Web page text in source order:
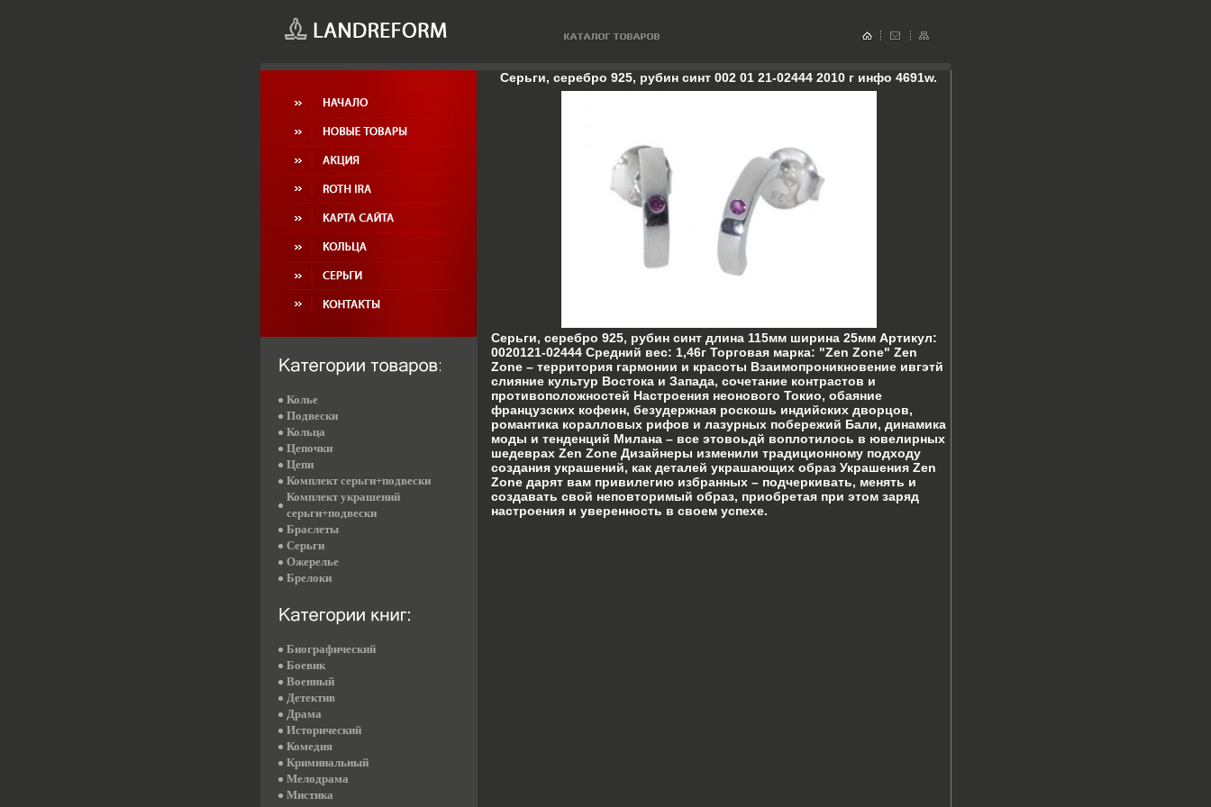
Серьги, серебро 925, рубин синт 002 01 21-02444 2010 г инфо 4691w.
Серьги, серебро 925, рубин синт длина 115мм ширина 25мм Артикул:
0020121-02444 Средний вес: 1,46г Торговая марка: "Zen Zone" Zen
Zone – территория гармонии и красоты Взаимопроникновение ивгэтй
слияние культур Востока и Запада, сочетание контрастов и
противоположностей Настроения неонового Токио, обаяние
французских кофеин, безудержная роскошь индийских дворцов,
романтика коралловых рифов и лазурных побережий Бали, динамика
моды и тенденций Милана – все этовоьдй воплотилось в ювелирных
шедеврах Zen Zone Дизайнеры изменили традиционному подходу
создания украшений, как деталей украшающих образ Украшения Zen
Zone дарят вам привилегию избранных – подчеркивать, менять и
создавать свой неповторимый образ, приобретая при этом заряд
настроения и уверенность в своем успехе.
Колье
Подвески
Кольца
Цепочки
Цепи
Комплект серьги+подвески
Комплект украшений
серьги+подвески
Браслеты
Серьги
Ожерелье
Брелоки
Биографический
Боевик
Военный
Детектив
Драма
Исторический
Комедия
Криминальный
Мелодрама
Мистика